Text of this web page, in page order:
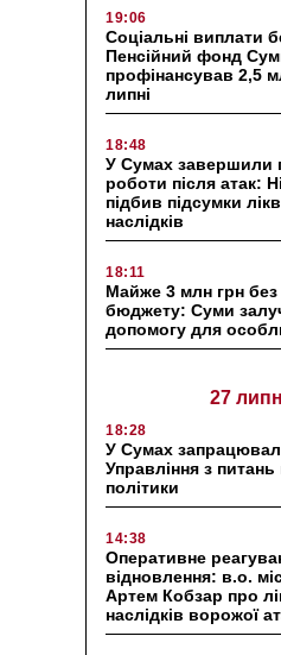
19:06
Соціальні виплати
Пенсійний фонд
профінансував 2,5
липні
18:48
У Сумах завершили
роботи після атак:
підбив підсумки
наслідків
18:11
Майже 3 млн грн без
бюджету: Суми
допомогу для
27
18:28
У Сумах
Управління з питань
політики
14:38
Оперативне
відновлення: в.о.
Артем Кобзар про
наслідків ворожої